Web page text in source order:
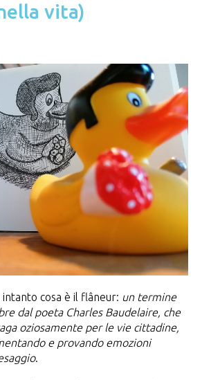
vita)
cosa è il flâneur: un termine
dal poeta Charles Baudelaire, che
oziosamente per le vie cittadine,
e provando emozioni
.